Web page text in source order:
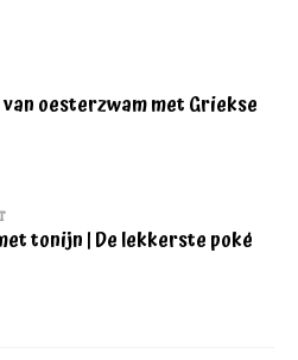
oesterzwam met Griekse
tonijn | De lekkerste poké